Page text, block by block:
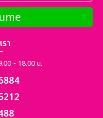
า
- 18.00 น.